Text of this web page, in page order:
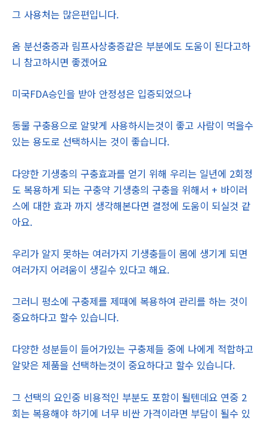
그 사용처는 많은편입니다.
옴 분선충증과 림프사상충증같은 부분에도 도움이 된다고하
니 참고하시면 좋겠어요
미국FDA승인을 받아 안정성은 입증되었으나
동물 구충용으로 알맞게 사용하시는것이 좋고 사람이 먹을수
있는 용도로 선택하시는 것이 좋습니다.
다양한 기생충의 구충효과를 얻기 위해 우리는 일년에 2회정
도 복용하게 되는 구충약 기생충의 구충을 위해서 + 바이러
스에 대한 효과 까지 생각해본다면 결정에 도움이 되실것 같
아요.
우리가 알지 못하는 여러가지 기생충들이 몸에 생기게 되면
여러가지 어려움이 생길수 있다고 해요.
그러니 평소에 구충제를 제때에 복용하여 관리를 하는 것이
중요하다고 할수 있습니다.
다양한 성분들이 들어가있는 구충제들 중에 나에게 적합하고
알맞은 제품을 선택하는것이 중요하다고 할수 있습니다.
그 선택의 요인중 비용적인 부분도 포함이 될텐데요 연중 2
회는 복용해야 하기에 너무 비싼 가격이라면 부담이 될수 있